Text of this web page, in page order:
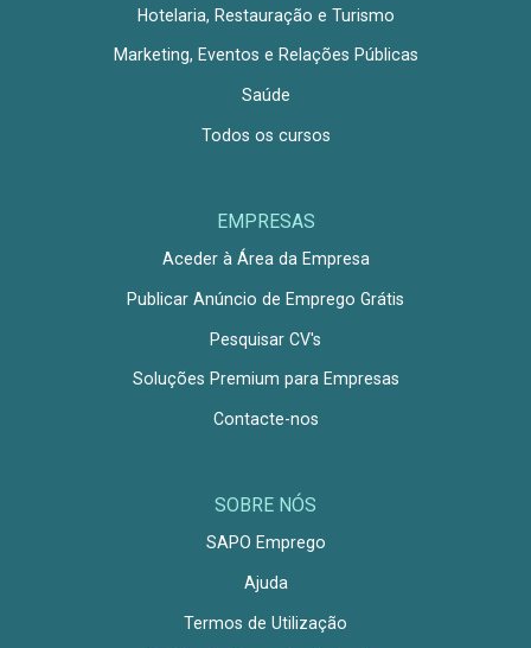
Hotelaria, Restauração e Turismo
Marketing, Eventos e Relações Públicas
Saúde
Todos os cursos
EMPRESAS
Aceder à Área da Empresa
Publicar Anúncio de Emprego Grátis
Pesquisar CV's
Soluções Premium para Empresas
Contacte-nos
SOBRE NÓS
SAPO Emprego
Ajuda
Termos de Utilização